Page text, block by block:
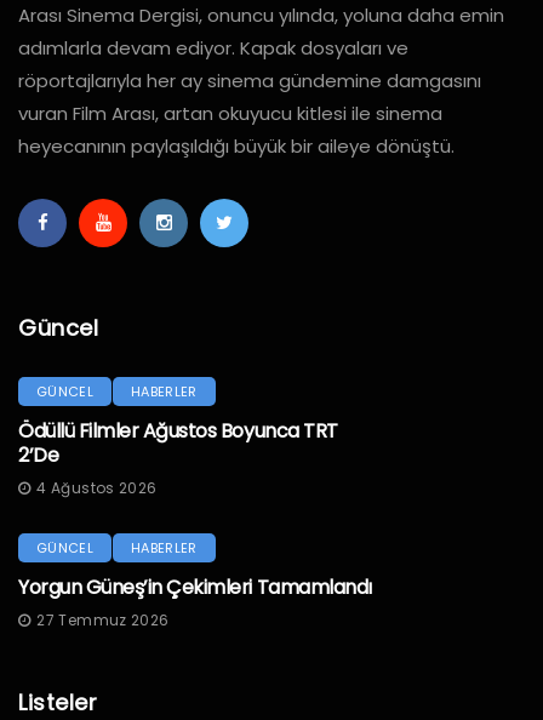
Arası Sinema Dergisi, onuncu yılında, yoluna daha emin
adımlarla devam ediyor. Kapak dosyaları ve
röportajlarıyla her ay sinema gündemine damgasını
vuran Film Arası, artan okuyucu kitlesi ile sinema
heyecanının paylaşıldığı büyük bir aileye dönüştü.
Güncel
GÜNCEL HABERLER
Ödüllü Filmler Ağustos Boyunca TRT
2’de
4 Ağustos 2026
GÜNCEL HABERLER
Yorgun Güneş’in Çekimleri Tamamlandı
27 Temmuz 2026
Listeler